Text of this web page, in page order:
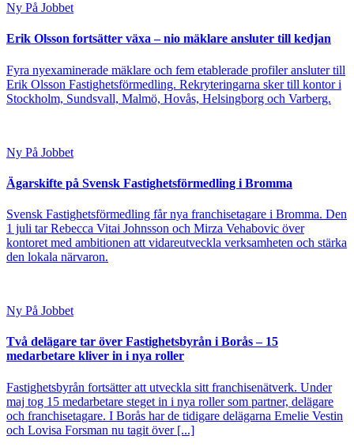
Ny På Jobbet
Erik Olsson fortsätter växa – nio mäklare ansluter till kedjan
Fyra nyexaminerade mäklare och fem etablerade profiler ansluter till
Erik Olsson Fastighetsförmedling. Rekryteringarna sker till kontor i
Stockholm, Sundsvall, Malmö, Hovås, Helsingborg och Varberg.
Ny På Jobbet
Ägarskifte på Svensk Fastighetsförmedling i Bromma
Svensk Fastighetsförmedling får nya franchisetagare i Bromma. Den
1 juli tar Rebecca Vitai Johnsson och Mirza Vehabovic över
kontoret med ambitionen att vidareutveckla verksamheten och stärka
den lokala närvaron.
Ny På Jobbet
Två delägare tar över Fastighetsbyrån i Borås – 15
medarbetare kliver in i nya roller
Fastighetsbyrån fortsätter att utveckla sitt franchisenätverk. Under
maj tog 15 medarbetare steget in i nya roller som partner, delägare
och franchisetagare. I Borås har de tidigare delägarna Emelie Vestin
och Lovisa Forsman nu tagit över [...]